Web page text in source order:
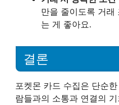
만을 줄이도록 거래
는 게 좋아요.
결론
포켓몬 카드 수집은 단순
람들과의 소통과 연결의